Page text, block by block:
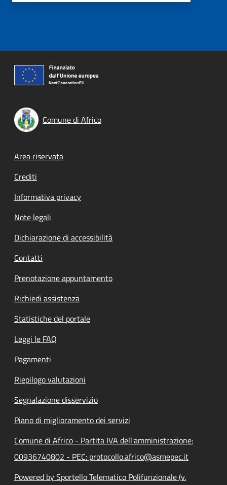
Comune di Africo
Footer menu
Area riservata
Crediti
Informativa privacy
Note legali
Dichiarazione di accessibilità
Contatti
Prenotazione appuntamento
Richiedi assistenza
Statistiche del portale
Leggi le FAQ
Pagamenti
Riepilogo valutazioni
Segnalazione disservizio
Piano di miglioramento dei servizi
Comune di Africo - Partita IVA dell'amministrazione:
00936740802 - PEC: protocollo.africo@asmepec.it
Powered by Sportello Telematico Polifunzionale (v.